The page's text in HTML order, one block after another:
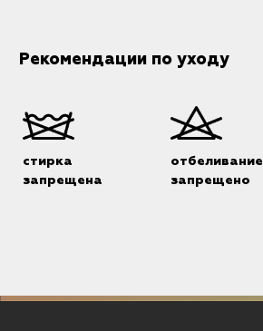
Рекомендации по уходу
стирка
запрещена
отбеливание
запрещено